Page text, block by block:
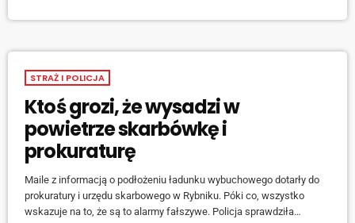
STRAŻ I POLICJA
Ktoś grozi, że wysadzi w
powietrze skarbówkę i
prokuraturę
Maile z informacją o podłożeniu ładunku wybuchowego dotarły do
prokuratury i urzędu skarbowego w Rybniku. Póki co, wszystko
wskazuje na to, że są to alarmy fałszywe. Policja sprawdziła